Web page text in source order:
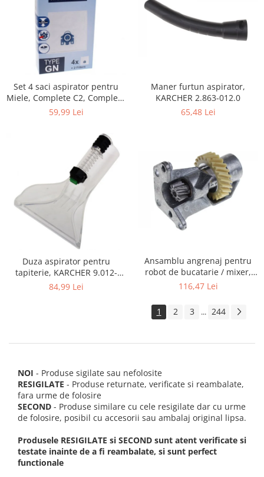
Ambalaje cadouri
Cadouri
Curatenie si intretinere
Set 4 saci aspirator pentru
Miele, Complete C2, Complete
C3, Classic C1, S8, S5, S2,
59,99 Lei
Maner furtun aspirator,
KARCHER 2.863-012.0
65,48 Lei
Duza aspirator pentru
tapiterie, KARCHER 9.012-
278.0, SE4001, SE4002, SE5100
84,99 Lei
Ansamblu angrenaj pentru
robot de bucatarie / mixer,
KITCHENAID 2403092
116,47 Lei
1 2 3 ... 244
NOI - Produse sigilate sau nefolosite
RESIGILATE - Produse returnate, verificate si reambalate,
fara urme de folosire
SECOND - Produse similare cu cele resigilate dar cu urme
de folosire, posibil cu accesorii sau ambalaj original lipsa.
Produsele RESIGILATE si SECOND sunt atent verificate si
testate inainte de a fi reambalate, si sunt perfect
functionale